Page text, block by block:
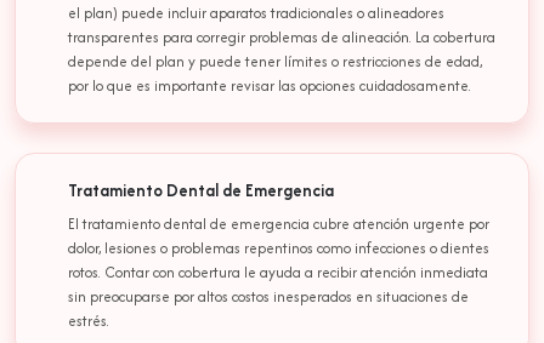
el plan) puede incluir aparatos tradicionales o alineadores
transparentes para corregir problemas de alineación. La cobertura
depende del plan y puede tener límites o restricciones de edad,
por lo que es importante revisar las opciones cuidadosamente.
Tratamiento Dental de Emergencia
El tratamiento dental de emergencia cubre atención urgente por
dolor, lesiones o problemas repentinos como infecciones o dientes
rotos. Contar con cobertura le ayuda a recibir atención inmediata
sin preocuparse por altos costos inesperados en situaciones de
estrés.